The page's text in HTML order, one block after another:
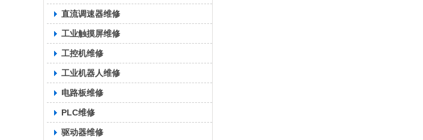
直流调速器维修
工业触摸屏维修
工控机维修
工业机器人维修
电路板维修
PLC维修
驱动器维修